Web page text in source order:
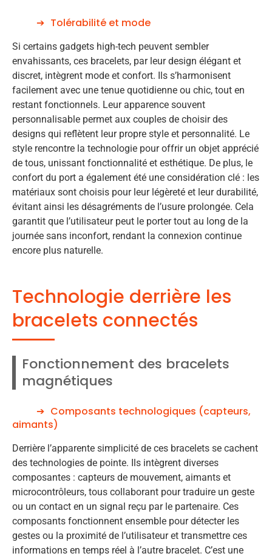
Tolérabilité et mode
Si certains gadgets high-tech peuvent sembler
envahissants, ces bracelets, par leur design élégant et
discret, intègrent mode et confort. Ils s’harmonisent
facilement avec une tenue quotidienne ou chic, tout en
restant fonctionnels. Leur apparence souvent
personnalisable permet aux couples de choisir des
designs qui reflètent leur propre style et personnalité. Le
style rencontre la technologie pour offrir un objet apprécié
de tous, unissant fonctionnalité et esthétique. De plus, le
confort du port a également été une considération clé : les
matériaux sont choisis pour leur légèreté et leur durabilité,
évitant ainsi les désagréments de l’usure prolongée. Cela
garantit que l’utilisateur peut le porter tout au long de la
journée sans inconfort, rendant la connexion continue
encore plus naturelle.
Technologie derrière les
bracelets connectés
Fonctionnement des bracelets
magnétiques
Composants technologiques (capteurs,
aimants)
Derrière l’apparente simplicité de ces bracelets se cachent
des technologies de pointe. Ils intègrent diverses
composantes : capteurs de mouvement, aimants et
microcontrôleurs, tous collaborant pour traduire un geste
ou un contact en un signal reçu par le partenaire. Ces
composants fonctionnent ensemble pour détecter les
gestes ou la proximité de l’utilisateur et transmettre ces
informations en temps réel à l’autre bracelet. C’est une